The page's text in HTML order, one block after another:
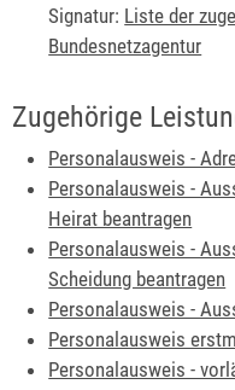
Signatur: Liste der
Bundesnetzagentur
Zugehörige
Personalausweis -
Personalausweis -
Heirat beantragen
Personalausweis -
Scheidung beantragen
Personalausweis -
Personalausweis
Personalausweis -